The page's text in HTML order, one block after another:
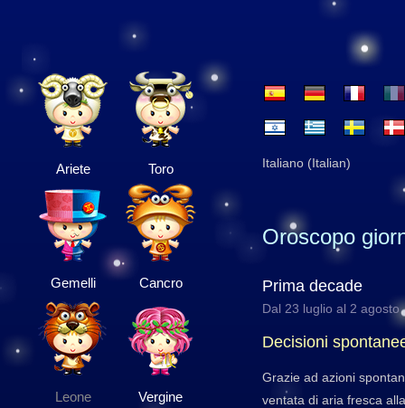
Ariete Toro
Gemelli Cancro
Leone Vergine
Italiano (Italian)
Oroscopo
Prima decade
Dal 23 luglio al 2 agosto
Decisioni
Grazie ad azioni
ventata di aria fresca